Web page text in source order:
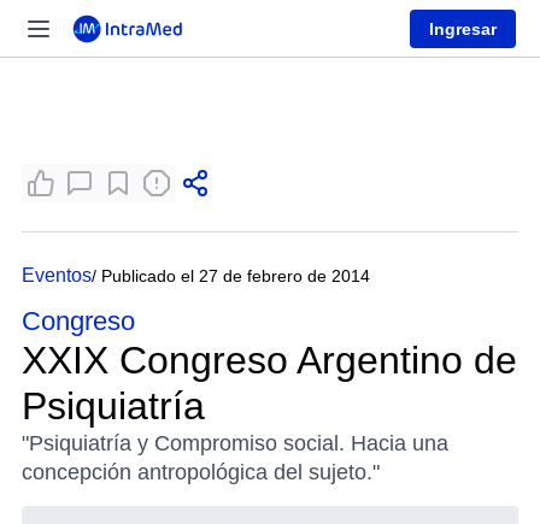
Ingresar
Eventos/ Publicado el 27 de febrero de 2014
Congreso
XXIX Congreso Argentino de
Psiquiatría
"Psiquiatría y Compromiso social. Hacia una
concepción antropológica del sujeto."